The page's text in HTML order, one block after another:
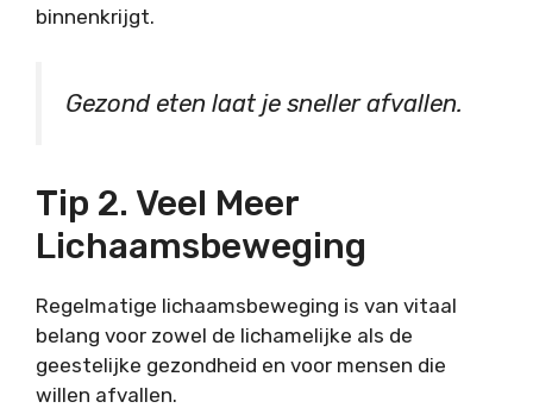
binnenkrijgt.
Gezond eten laat je sneller afvallen.
Tip 2. Veel Meer
Lichaamsbeweging
Regelmatige lichaamsbeweging is van vitaal
belang voor zowel de lichamelijke als de
geestelijke gezondheid en voor mensen die
willen afvallen.